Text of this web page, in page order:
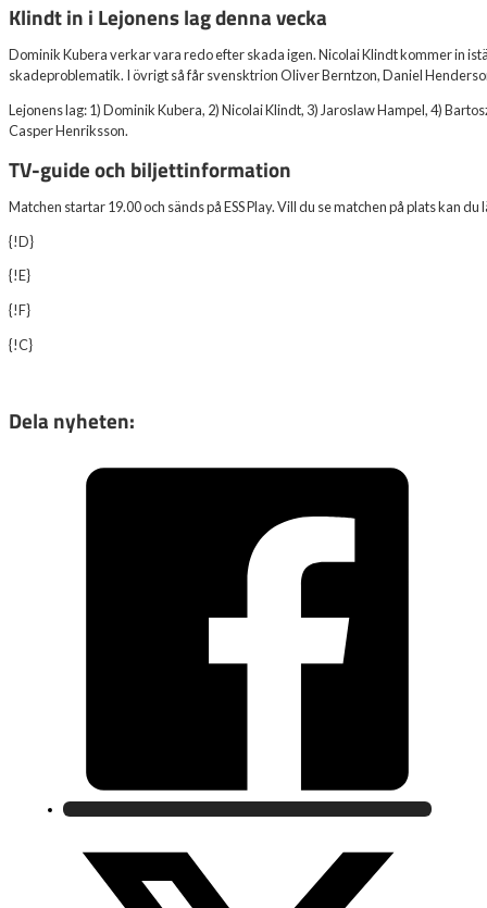
Klindt in i Lejonens lag denna vecka
Dominik Kubera verkar vara redo efter skada igen. Nicolai Klindt kommer in
skadeproblematik. I övrigt så får svensktrion Oliver Berntzon, Daniel
Lejonens lag: 1) Dominik Kubera, 2) Nicolai Klindt, 3) Jaroslaw Hampel, 4)
Casper Henriksson.
TV-guide och biljettinformation
Matchen startar 19.00 och sänds på ESS Play. Vill du se matchen på plats kan
{!D}
{!E}
{!F}
{!C}
Dela nyheten: